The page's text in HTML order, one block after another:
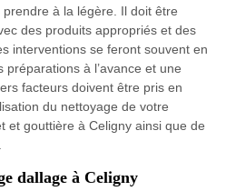
à la légère. Il doit être
des produits appropriés et des
interventions se feront souvent en
à l’avance et une
facteurs doivent être pris en
du nettoyage de votre
et gouttière à Celigny ainsi que de
dallage à Celigny